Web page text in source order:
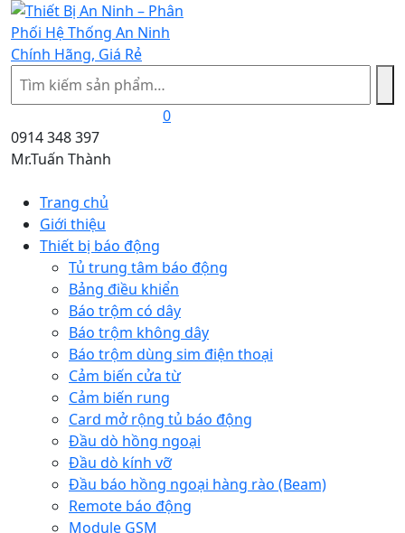
Tìm
kiếm
0
0914 348 397
Mr.Tuấn Thành
Trang chủ
Giới thiệu
Thiết bị báo động
Tủ trung tâm báo động
Bảng điều khiển
Báo trộm có dây
Báo trộm không dây
Báo trộm dùng sim điện thoại
Cảm biến cửa từ
Cảm biến rung
Card mở rộng tủ báo động
Đầu dò hồng ngoại
Đầu dò kính vỡ
Đầu báo hồng ngoại hàng rào (Beam)
Remote báo động
Module GSM